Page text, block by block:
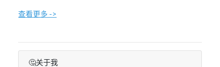
挡不住夜洒下的光华
视线渐渐地模糊
查看更多 ->
🤔关于我